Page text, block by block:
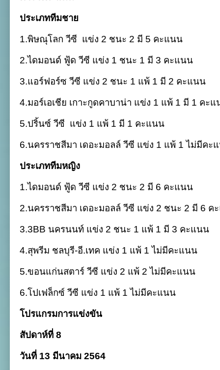
ประเภททีมชาย
1.พิษณุโลก วีซี แข่ง 2 ชนะ 2 มี 5 คะแนน
2.ไดมอนด์ ฟู้ด วีซี แข่ง 1 ชนะ 1 มี 3 คะแนน
3.แอร์ฟอร์ซ วีซี แข่ง 2 ชนะ 1 แพ้ 1 มี 2 คะแนน
4.มอร์เอเชีย เกาะกูดคาบาน่า แข่ง 1 แพ้ 1 มี 1 คะ
5.ปริ้นซ์ วีซี แข่ง 1 แพ้ 1 มี 1 คะแนน
6.นครราชสีมา เดอะมอลล์ วีซี แข่ง 1 แพ้ 1 ไม่มีคะ
ประเภททีมหญิง
1.ไดมอนด์ ฟู้ด วีซี แข่ง 2 ชนะ 2 มี 6 คะแนน
2.นครราชสีมา เดอะมอลล์ วีซี แข่ง 2 ชนะ 2 มี 6 ค
3.3BB นครนนท์ แข่ง 2 ชนะ 1 แพ้ 1 มี 3 คะแนน
4.สุพรีม ชลบุรี-อี.เทค แข่ง 1 แพ้ 1 ไม่มีคะแนน
5.ขอนแก่นสตาร์ วีซี แข่ง 2 แพ้ 2 ไม่มีคะแนน
6.โปเฟล็กซ์ วีซี แข่ง 1 แพ้ 1 ไม่มีคะแนน
โปรแกรมการแข่งขัน
สัปดาห์ที่ 8
วันที่ 13 มีนาคม 2564